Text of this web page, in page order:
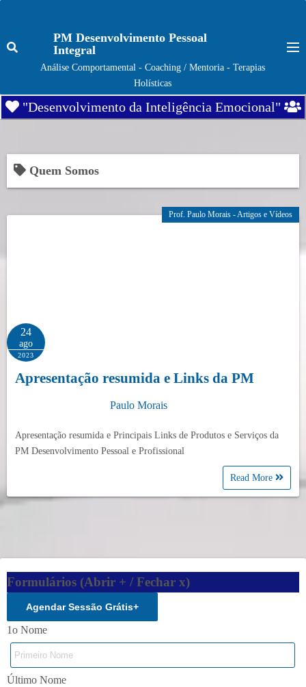
o
PM Desenvolvimento Pessoal
Integral
Análise Comportamental - Coaching / Mentoria - Terapias
Holísticas
"Desenvolvimento da Inteligência Emocional"
Quem Somos
Prof. Paulo Morais - Artigos e Vídeos
24
ago
2023
Apresentação resumida e Links da PM
Paulo Morais
Apresentação resumida e Principais Links de Produtos e Serviços da
PM Desenvolvimento Pessoal e Profissional
Read More
Formulários (Abrir + / Fechar x)
Agendar Sessão Grátis+
1o Nome
Último Nome